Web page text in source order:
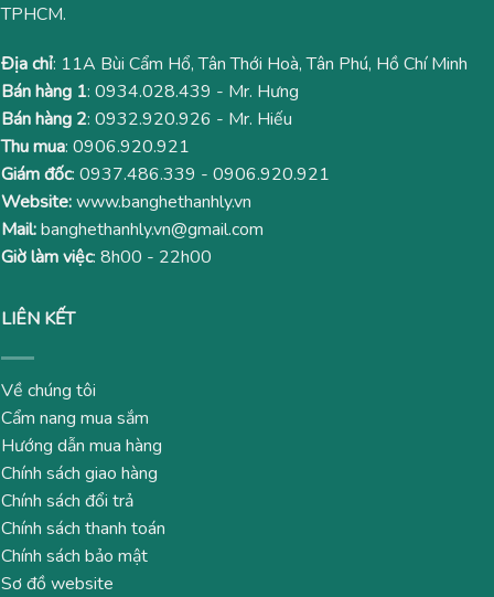
TPHCM.
Địa chỉ: 11A Bùi Cẩm Hổ, Tân Thới Hoà, Tân Phú, Hồ Chí Minh
Bán hàng 1: 0934.028.439 - Mr. Hưng
Bán hàng 2: 0932.920.926 - Mr. Hiếu
Thu mua: 0906.920.921
Giám đốc: 0937.486.339 - 0906.920.921
Website:www.banghethanhly.vn
Mail:banghethanhly.vn@gmail.com
Giờ làm việc: 8h00 - 22h00
LIÊN KẾT
Về chúng tôi
Cẩm nang mua sắm
Hướng dẫn mua hàng
Chính sách giao hàng
Chính sách đổi trả
Chính sách thanh toán
Chính sách bảo mật
Sơ đồ website